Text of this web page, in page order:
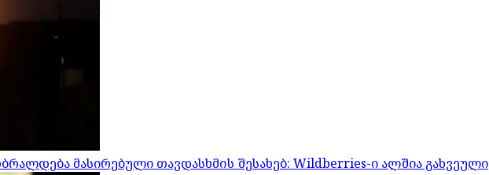
მასირებული თავდასხმის შესახებ: Wildberries-ი ალშია გახვეული